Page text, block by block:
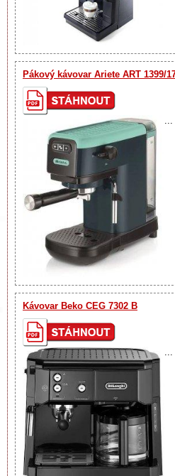
Pákový kávovar Ariete ART 1399/
Kávovar Beko CEG 7302 B